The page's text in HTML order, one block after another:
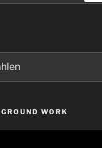
WORK